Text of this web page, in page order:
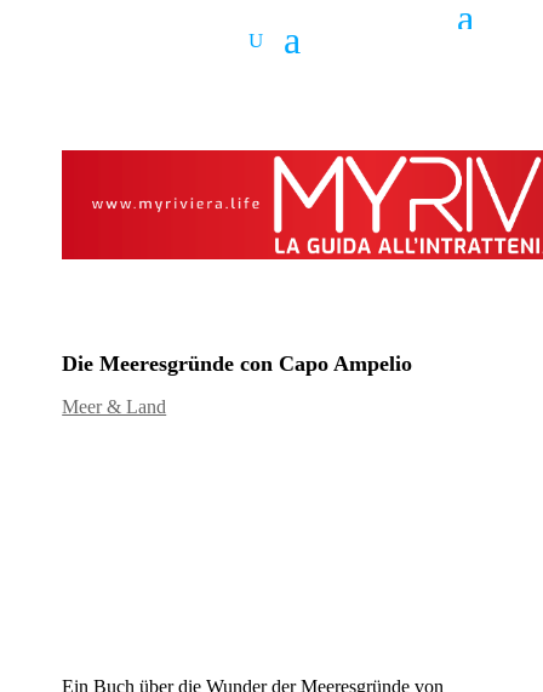
Die Meeresgründe con Capo Ampelio
Meer & Land
Ein Buch über die Wunder der Meeresgründe von